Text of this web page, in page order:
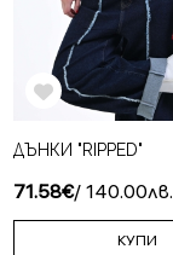
ДЪНКИ "RIPPED"
71.58€/ 140.00лв.
КУПИ